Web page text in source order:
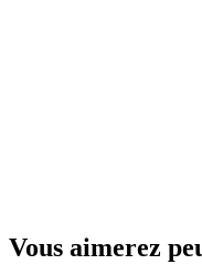
Vous aimerez